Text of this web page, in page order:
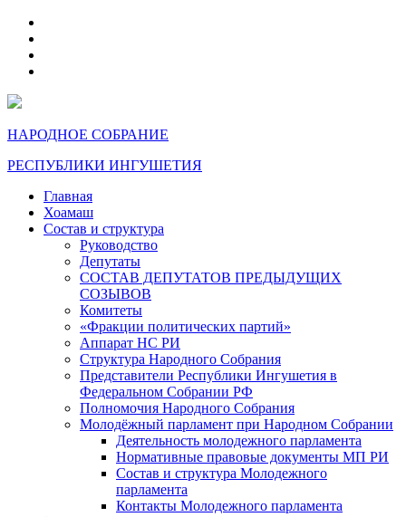
НАРОДНОЕ СОБРАНИЕ
РЕСПУБЛИКИ ИНГУШЕТИЯ
Главная
Хоамаш
Состав и структура
Руководство
Депутаты
СОСТАВ ДЕПУТАТОВ ПРЕДЫДУЩИХ
СОЗЫВОВ
Комитеты
«Фракции политических партий»
Аппарат НС РИ
Структура Народного Собрания
Представители Республики Ингушетия в
Федеральном Собрании РФ
Полномочия Народного Собрания
Молодёжный парламент при Народном Собрании
Деятельность молодежного парламента
Нормативные правовые документы МП РИ
Состав и структура Молодежного
парламента
Контакты Молодежного парламента